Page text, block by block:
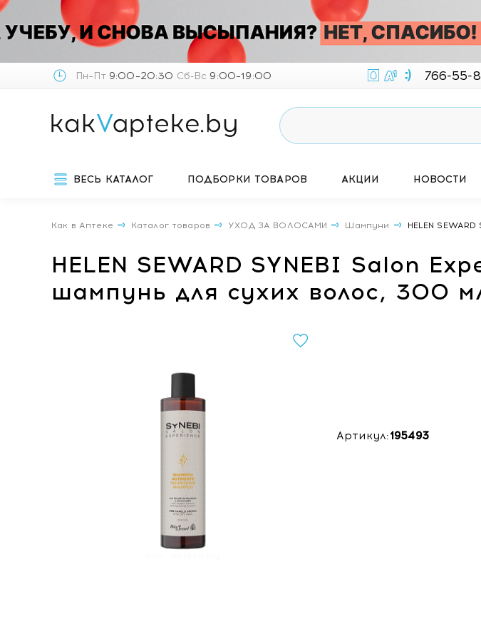
Пн–Пт9:00–20:30 Сб-Вс 9:00–19:00 766-55-
ВЕСЬ КАТАЛОГ ПОДБОРКИ ТОВАРОВ АКЦИИ НОВОСТИ
Как в Аптеке Каталог товаров УХОД ЗА ВОЛОСАМИ Шампуни HELEN
HELEN SEWARD SYNEBI Salon
шампунь для сухих волос, 300
Артикул:195493